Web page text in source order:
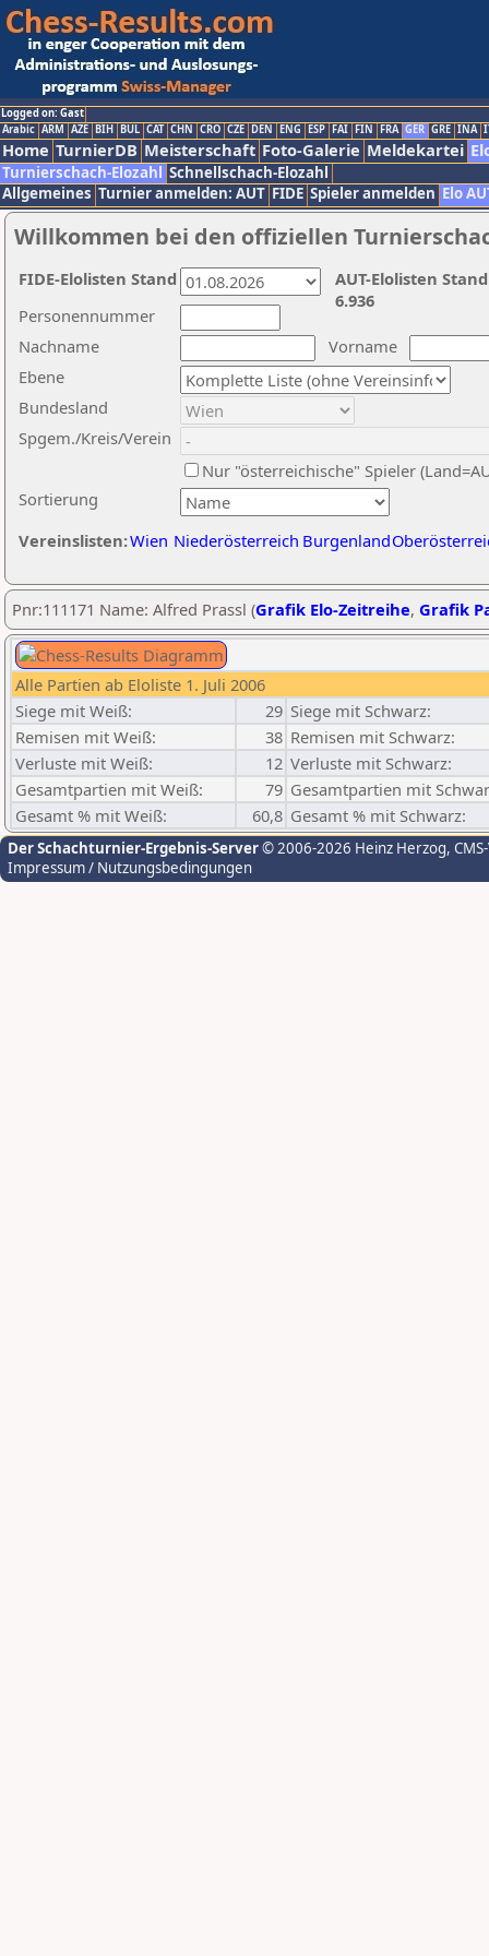
Logged on: Gast
Arabic ARM AZE BIH BUL CAT CHN CRO CZE DEN ENG ESP FAI FIN FRA GER GRE INA
Home TurnierDB Meisterschaft Foto-Galerie Meldekartei
Turnierschach-Elozahl Schnellschach-Elozahl
Allgemeines Turnier anmelden: AUT FIDE Spieler anmelden Elo
Willkommen bei den offiziellen
Nachname
Vorname
Ebene
Sortierung
Personennummer
Bundesland
Spgem./Kreis/Verein
Nur "österreichische" Spieler
Vereinslisten:Wien Niederösterreich Burgenland
AUT-Elolisten
6.936
FIDE-Elolisten Stand
Pnr:111171 Name: Alfred Prassl (Grafik Elo-Zeitreihe, Grafik
Alle Partien ab Eloliste 1. Juli 2006
Siege mit Weiß:
29 Siege mit Schwarz:
Remisen mit Weiß:
38 Remisen mit Schwarz:
Verluste mit Weiß:
12 Verluste mit Schwarz:
Gesamtpartien mit Weiß:
79 Gesamtpartien mit
Gesamt % mit Weiß:
60,8 Gesamt % mit Schwarz:
Der Schachturnier-Ergebnis-Server© 2006-2026 Heinz Herzog,
Impressum / Nutzungsbedingungen